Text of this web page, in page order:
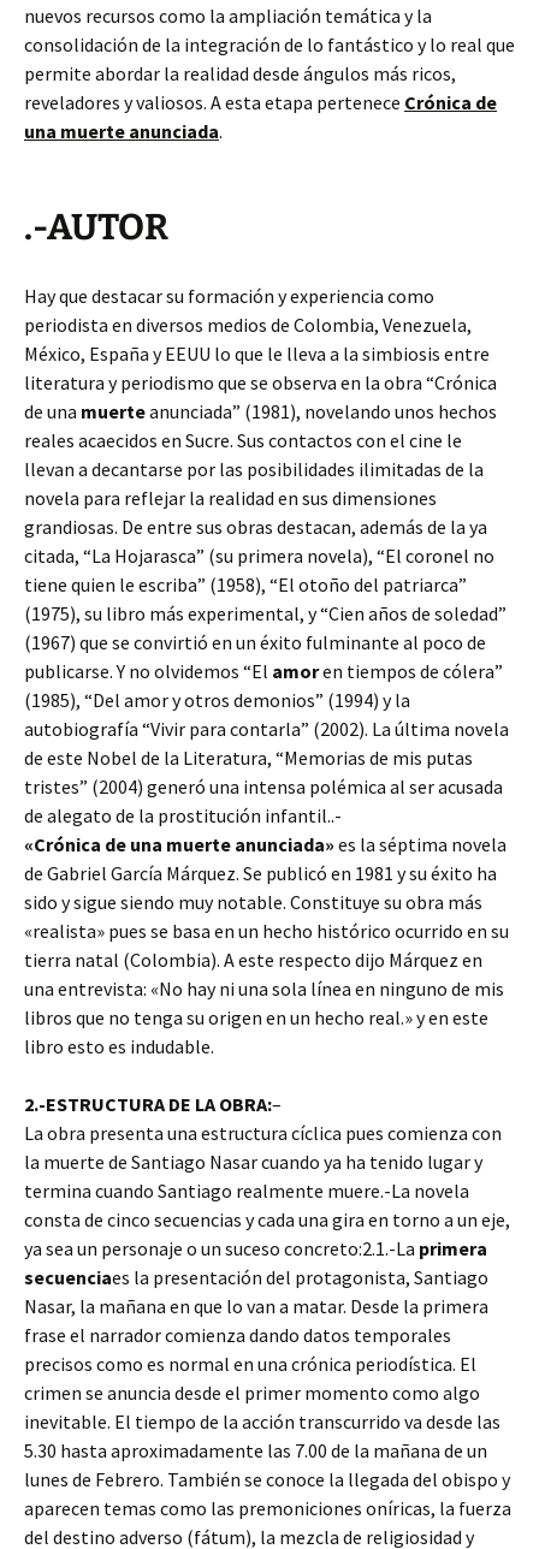
nuevos recursos como la ampliación temática y la
consolidación de la integración de lo fantástico y lo real que
permite abordar la realidad desde ángulos más ricos,
reveladores y valiosos. A esta etapa pertenece Crónica de
una muerte anunciada.
.-AUTOR
Hay que destacar su formación y experiencia como
periodista en diversos medios de Colombia, Venezuela,
México, España y EEUU lo que le lleva a la simbiosis entre
literatura y periodismo que se observa en la obra “Crónica
de una muerteanunciada” (1981), novelando unos hechos
reales acaecidos en Sucre. Sus contactos con el cine le
llevan a decantarse por las posibilidades ilimitadas de la
novela para reflejar la realidad en sus dimensiones
grandiosas. De entre sus obras destacan, además de la ya
citada, “La Hojarasca” (su primera novela), “El coronel no
tiene quien le escriba” (1958), “El otoño del patriarca”
(1975), su libro más experimental, y “Cien años de soledad”
(1967) que se convirtió en un éxito fulminante al poco de
publicarse. Y no olvidemos “El amoren tiempos de cólera”
(1985), “Del amor y otros demonios” (1994) y la
autobiografía “Vivir para contarla” (2002). La última novela
de este Nobel de la Literatura, “Memorias de mis putas
tristes” (2004) generó una intensa polémica al ser acusada
de alegato de la prostitución infantil..-
«Crónica de una muerte anunciada» es la séptima novela
de Gabriel García Márquez. Se publicó en 1981 y su éxito ha
sido y sigue siendo muy notable. Constituye su obra más
«realista» pues se basa en un hecho histórico ocurrido en su
tierra natal (Colombia). A este respecto dijo Márquez en
una entrevista: «No hay ni una sola línea en ninguno de mis
libros que no tenga su origen en un hecho real.» y en este
libro esto es indudable.
2.-ESTRUCTURA DE LA OBRA:–
La obra presenta una estructura cíclica pues comienza con
la muerte de Santiago Nasar cuando ya ha tenido lugar y
termina cuando Santiago realmente muere.-La novela
consta de cinco secuencias y cada una gira en torno a un eje,
ya sea un personaje o un suceso concreto:2.1.-La primera
secuenciaes la presentación del protagonista, Santiago
Nasar, la mañana en que lo van a matar. Desde la primera
frase el narrador comienza dando datos temporales
precisos como es normal en una crónica periodística. El
crimen se anuncia desde el primer momento como algo
inevitable. El tiempo de la acción transcurrido va desde las
5.30 hasta aproximadamente las 7.00 de la mañana de un
lunes de Febrero. También se conoce la llegada del obispo y
aparecen temas como las premoniciones oníricas, la fuerza
del destino adverso (fátum), la mezcla de religiosidad y